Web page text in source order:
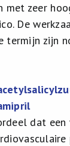
met zeer
De
termijn zijn
dat